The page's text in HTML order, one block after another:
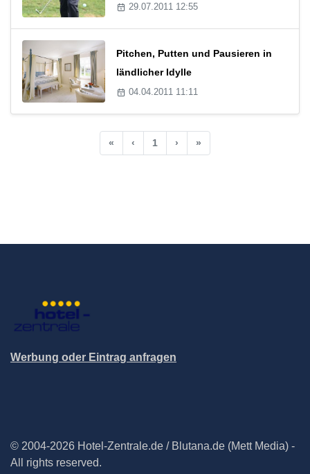
29.07.2011 12:55
Pitchen, Putten und Pausieren in
ländlicher Idylle
04.04.2011 11:11
« ‹ 1 › »
Werbung oder Eintrag anfragen
© 2004-2026 Hotel-Zentrale.de / Blutana.de (Mett Media) -
All rights reserved.